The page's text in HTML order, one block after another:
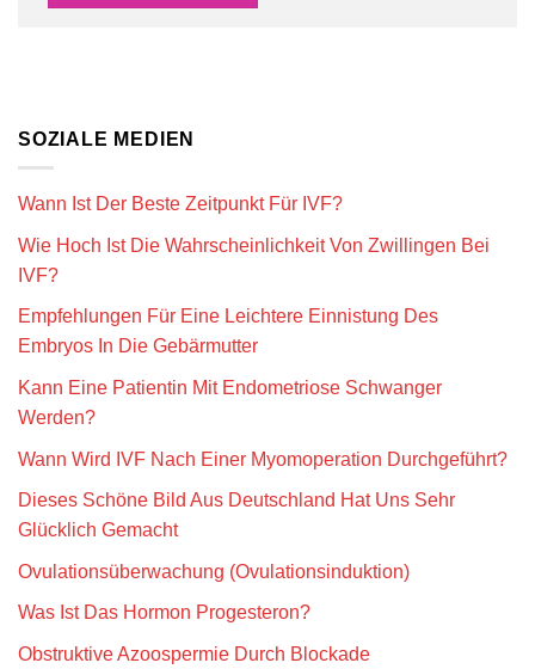
SOZIALE MEDIEN
Wann Ist Der Beste Zeitpunkt Für IVF?
Wie Hoch Ist Die Wahrscheinlichkeit Von Zwillingen Bei
IVF?
Empfehlungen Für Eine Leichtere Einnistung Des
Embryos In Die Gebärmutter
Kann Eine Patientin Mit Endometriose Schwanger
Werden?
Wann Wird IVF Nach Einer Myomoperation Durchgeführt?
Dieses Schöne Bild Aus Deutschland Hat Uns Sehr
Glücklich Gemacht
Ovulationsüberwachung (Ovulationsinduktion)
Was Ist Das Hormon Progesteron?
Obstruktive Azoospermie Durch Blockade